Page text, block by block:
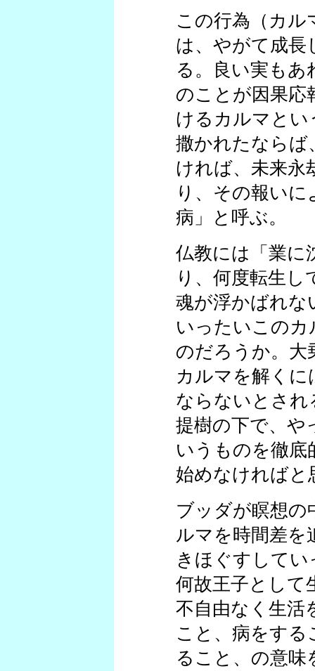
この行為（カル
は、やがて成長
る。良い実もあ
のことが因果応
けるカルマと
撒かれたならば
ければ、未来永
り、その報い
病」と呼ぶ。
仏教には「業に
り、何度転生し
魂が浮かばれな
いったいこの
のだろうか。大
カルマを解く
ならないとされ
提樹の下で、や
いうものを徹底
始めなければと
ブッダが瞑想の
ルマを時間差を
きほぐすして
何故王子として
不自由なく生活
こと、病をする
ること、の意